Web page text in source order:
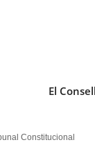
El
Constitucional